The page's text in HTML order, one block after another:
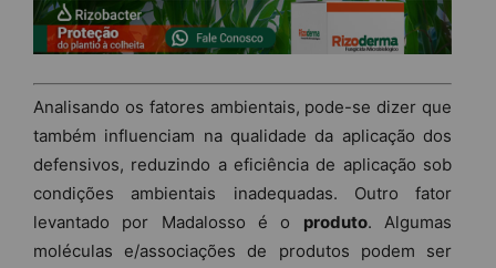
Analisando os fatores ambientais, pode-se dizer que
também influenciam na qualidade da aplicação dos
defensivos, reduzindo a eficiência de aplicação sob
condições ambientais inadequadas. Outro fator
levantado por Madalosso é o produto. Algumas
moléculas e/associações de produtos podem ser